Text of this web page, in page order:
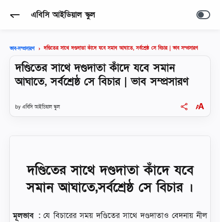
এবিসি আইডিয়াল স্কুল
ভাব-সম্প্রসারণ দণ্ডিতের সাথে দণ্ডদাতা কাঁদে যবে সমান আঘাতে, সর্বশ্রেষ্ঠ সে বিচার | ভাব সম্প্রসারণ
দণ্ডিতের সাথে দণ্ডদাতা কাঁদে যবে সমান
আঘাতে, সর্বশ্রেষ্ঠ সে বিচার | ভাব সম্প্রসারণ
এবিসি আইডিয়াল স্কুল
দণ্ডিতের সাথে দণ্ডদাতা কাঁদে যবে
সমান আঘাতে,সর্বশ্রেষ্ঠ সে বিচার ।
মূলভাব :যে বিচারের সময় দণ্ডিতের সাথে দণ্ডদাতাও বেদনায় নীল